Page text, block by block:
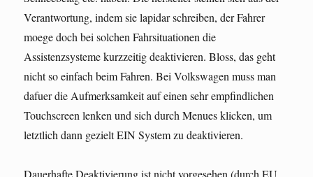
Verantwortung, indem sie lapidar schreiben, der Fahrer
moege doch bei solchen Fahrsituationen die
Assistenzsysteme kurzzeitig deaktivieren. Bloss, das geht
nicht so einfach beim Fahren. Bei Volkswagen muss man
dafuer die Aufmerksamkeit auf einen sehr empfindlichen
Touchscreen lenken und sich durch Menues klicken, um
letztlich dann gezielt EIN System zu deaktivieren.
Dauerhafte Deaktivierung ist nicht vorgesehen (durch EU